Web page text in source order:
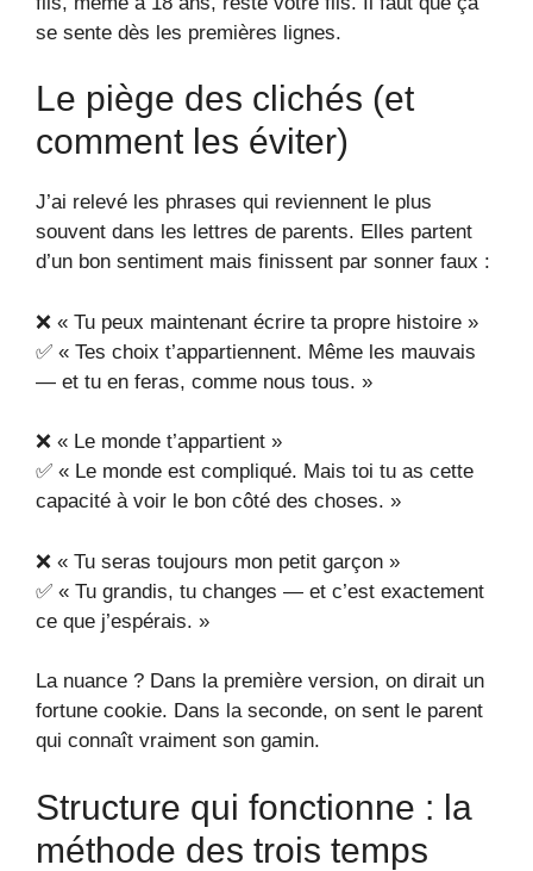
se sente dès les premières lignes.
Le piège des clichés (et
comment les éviter)
J’ai relevé les phrases qui reviennent le plus
souvent dans les lettres de parents. Elles partent
d’un bon sentiment mais finissent par sonner faux :
❌ « Tu peux maintenant écrire ta propre histoire »
✅ « Tes choix t’appartiennent. Même les mauvais
— et tu en feras, comme nous tous. »
❌ « Le monde t’appartient »
✅ « Le monde est compliqué. Mais toi tu as cette
capacité à voir le bon côté des choses. »
❌ « Tu seras toujours mon petit garçon »
✅ « Tu grandis, tu changes — et c’est exactement
ce que j’espérais. »
La nuance ? Dans la première version, on dirait un
fortune cookie. Dans la seconde, on sent le parent
qui connaît vraiment son gamin.
Structure qui fonctionne : la
méthode des trois temps